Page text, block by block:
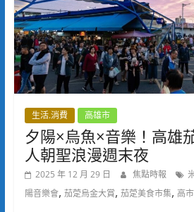
生活.消費 高雄市
夕陽×烏魚×音樂！高雄
人朝聖浪漫週末夜
2025 年 12 月 29 日 焦點時報
陽音樂會, 茄萣烏金大賞, 茄萣美食市集, 高